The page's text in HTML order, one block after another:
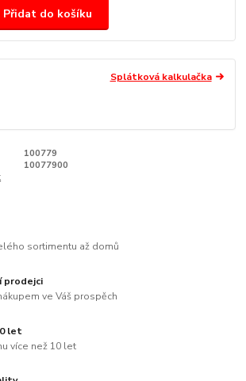
Přidat do košíku
Splátková kalkulačka
100779
10077900
sortimentu až domů
prodejci
ve Váš prospěch
let
více než 10 let